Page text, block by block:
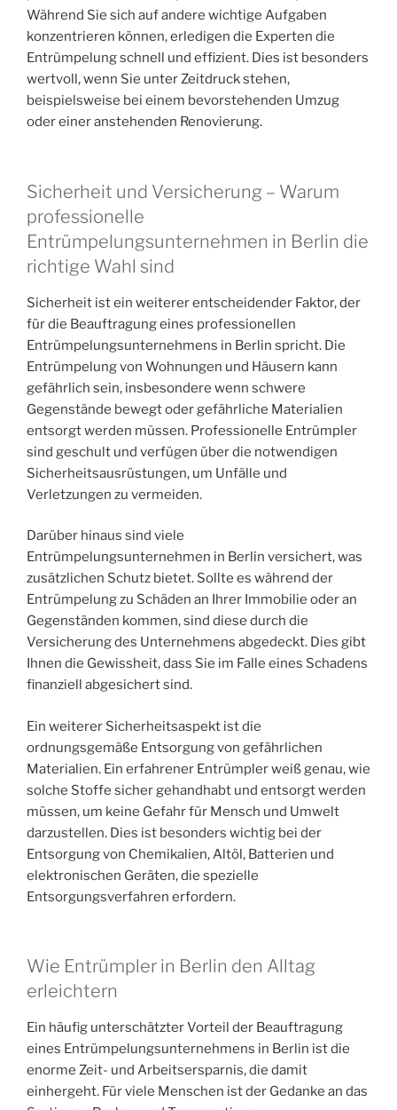
Während Sie sich auf andere wichtige Aufgaben
konzentrieren können, erledigen die Experten die
Entrümpelung schnell und effizient. Dies ist besonders
wertvoll, wenn Sie unter Zeitdruck stehen,
beispielsweise bei einem bevorstehenden Umzug
oder einer anstehenden Renovierung.
Sicherheit und Versicherung – Warum
professionelle
Entrümpelungsunternehmen in Berlin die
richtige Wahl sind
Sicherheit ist ein weiterer entscheidender Faktor, der
für die Beauftragung eines professionellen
Entrümpelungsunternehmens in Berlin spricht. Die
Entrümpelung von Wohnungen und Häusern kann
gefährlich sein, insbesondere wenn schwere
Gegenstände bewegt oder gefährliche Materialien
entsorgt werden müssen. Professionelle Entrümpler
sind geschult und verfügen über die notwendigen
Sicherheitsausrüstungen, um Unfälle und
Verletzungen zu vermeiden.
Darüber hinaus sind viele
Entrümpelungsunternehmen in Berlin versichert, was
zusätzlichen Schutz bietet. Sollte es während der
Entrümpelung zu Schäden an Ihrer Immobilie oder an
Gegenständen kommen, sind diese durch die
Versicherung des Unternehmens abgedeckt. Dies gibt
Ihnen die Gewissheit, dass Sie im Falle eines Schadens
finanziell abgesichert sind.
Ein weiterer Sicherheitsaspekt ist die
ordnungsgemäße Entsorgung von gefährlichen
Materialien. Ein erfahrener Entrümpler weiß genau, wie
solche Stoffe sicher gehandhabt und entsorgt werden
müssen, um keine Gefahr für Mensch und Umwelt
darzustellen. Dies ist besonders wichtig bei der
Entsorgung von Chemikalien, Altöl, Batterien und
elektronischen Geräten, die spezielle
Entsorgungsverfahren erfordern.
Wie Entrümpler in Berlin den Alltag
erleichtern
Ein häufig unterschätzter Vorteil der Beauftragung
eines Entrümpelungsunternehmens in Berlin ist die
enorme Zeit- und Arbeitsersparnis, die damit
einhergeht. Für viele Menschen ist der Gedanke an das